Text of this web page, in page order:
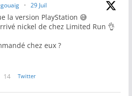
· 29 Juil
la version PlayStation 😅
nickel de chez Limited Run 👌
chez eux ?
14 Twitter